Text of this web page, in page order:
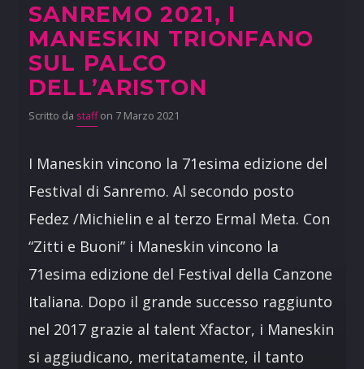
SANREMO 2021, I
MANESKIN TRIONFANO
SUL PALCO
DELL’ARISTON
Scritto da staffon 7 Marzo 2021
I Maneskin vincono la 71esima edizione del
Festival di Sanremo. Al secondo posto
Fedez /Michielin e al terzo Ermal Meta. Con
“Zitti e Buoni” i Maneskin vincono la
71esima edizione del Festival della Canzone
Italiana. Dopo il grande successo raggiunto
nel 2017 grazie al talent Xfactor, i Maneskin
si aggiudicano, meritatamente, il tanto